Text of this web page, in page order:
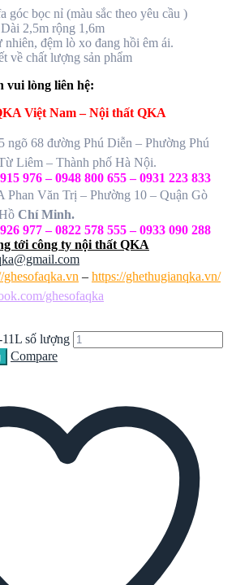
góc bọc nỉ (màu sắc theo yêu cầu )
2,5m rộng 1,6m
đệm lò xo đang hồi êm ái.
về chất lượng sản phẩm
vui lòng liên hệ:
Việt Nam – Nội thất QKA
ngõ 68 đường Phú Diễn – Phường Phú
Liêm – Thành phố Hà Nội.
976 – 0948 800 655 – 0931 223 833
Phan Văn Trị – Phường 10 – Quận Gò
Chí Minh.
977 – 0822 578 555 – 0933 090 288
tới công ty nội thất QKA
ghesofaqka.vn – https://ghethugianqka.vn/
ghesofaqka
số lượng
Compare